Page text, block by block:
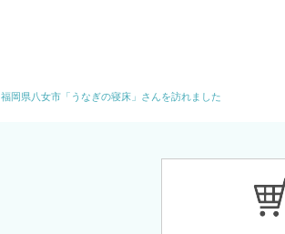
福岡県八女市「うなぎの寝床」さんを訪れました